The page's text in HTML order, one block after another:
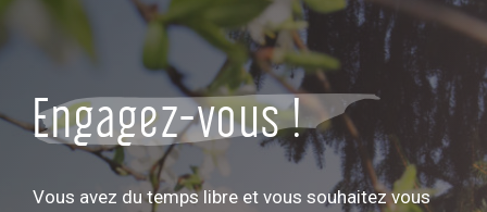
Engagez-vous !
Vous avez du temps libre et vous souhaitez vous